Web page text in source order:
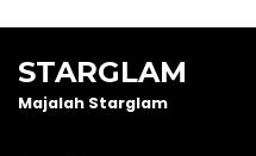
STARGLAM
Majalah Starglam